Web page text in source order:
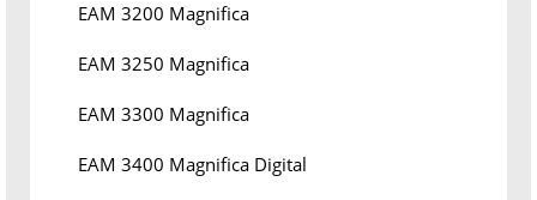
EAM 3200 Magnifica
EAM 3250 Magnifica
EAM 3300 Magnifica
EAM 3400 Magnifica Digital